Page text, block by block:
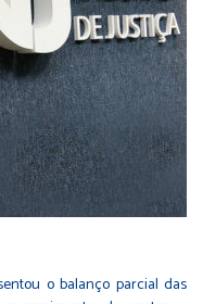
o balanço parcial das